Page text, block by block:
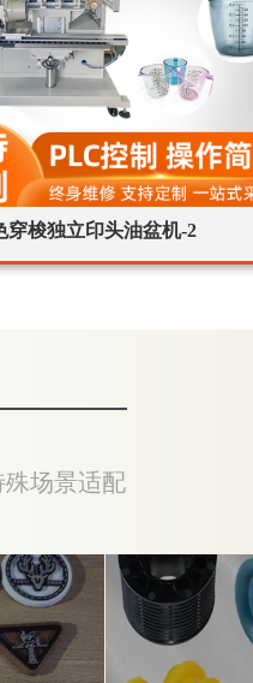
穿梭独立印头油盆机-2
场景适配